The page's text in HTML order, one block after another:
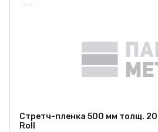
Стретч-пленка 500 мм толщ. 20
Roll